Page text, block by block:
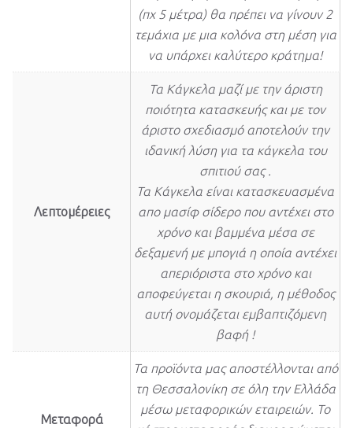
(πχ 5 μέτρα) θα πρέπει να γίνουν 2
τεμάχια με μια κολόνα στη μέση για
να υπάρχει καλύτερο κράτημα!
Λεπτομέρειες
Τα Κάγκελα μαζί με την άριστη
ποιότητα κατασκευής και με τον
άριστο σχεδιασμό αποτελούν την
ιδανική λύση για τα κάγκελα του
σπιτιού σας .
Τα Κάγκελα είναι κατασκευασμένα
απο μασίφ σίδερο που αντέχει στο
χρόνο και βαμμένα μέσα σε
δεξαμενή με μπογιά η οποία αντέχει
απεριόριστα στο χρόνο και
αποφεύγεται η σκουριά, η μέθοδος
αυτή ονομάζεται εμβαπτιζόμενη
βαφή !
Μεταφορά
Τα προϊόντα μας αποστέλλονται από
τη Θεσσαλονίκη σε όλη την Ελλάδα
μέσω μεταφορικών εταιρειών. Το